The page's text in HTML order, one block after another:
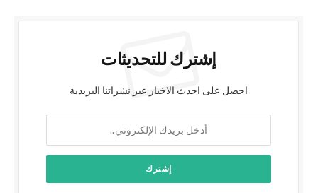
إشترك للتحديثات
احصل على احدث الاخبار عبر نشراتنا البريدية